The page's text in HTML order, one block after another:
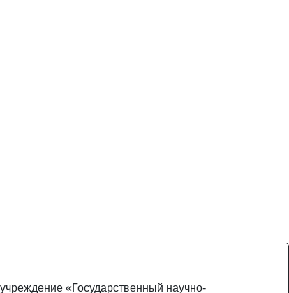
«Государственный научно-